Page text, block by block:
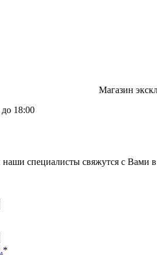
Магазин
18:00
специалисты свяжутся с Вами
*